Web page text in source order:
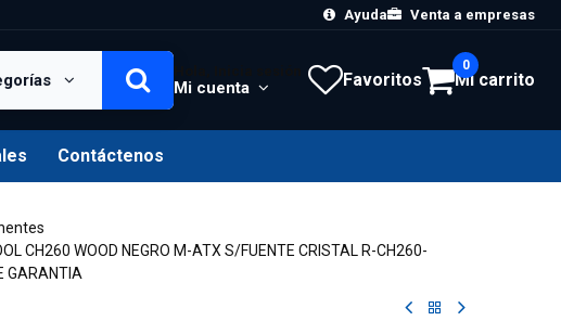
Ayuda Venta a empresas
Mi cuenta Favoritos Mi carrito
0
Contáctenos
CH260 WOOD NEGRO M-ATX S/FUENTE CRISTAL R-CH260-
GARANTIA